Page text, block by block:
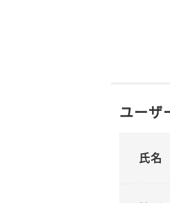
ユーザ
氏名